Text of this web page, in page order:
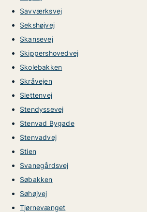
Savværksvej
Sekshøjvej
Skansevej
Skippershovedvej
Skolebakken
Skråvejen
Slettenvej
Stendyssevej
Stenvad Bygade
Stenvadvej
Stien
Svanegårdsvej
Søbakken
Søhøjvej
Tjørnevænget